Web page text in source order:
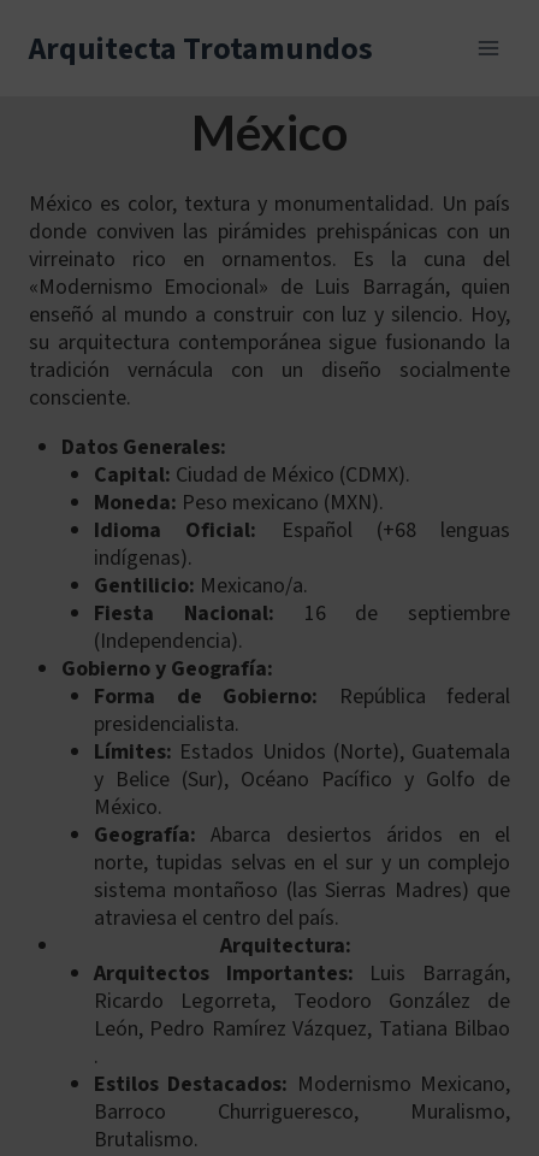
content
Arquitecta Trotamundos
México
México es color, textura y monumentalidad. Un país
donde conviven las pirámides prehispánicas con un
virreinato rico en ornamentos. Es la cuna del
«Modernismo Emocional» de Luis Barragán, quien
enseñó al mundo a construir con luz y silencio. Hoy,
su arquitectura contemporánea sigue fusionando la
tradición vernácula con un diseño socialmente
consciente.
Datos Generales:
Capital: Ciudad de México (CDMX).
Moneda: Peso mexicano (MXN).
Idioma Oficial: Español (+68 lenguas
indígenas).
Gentilicio: Mexicano/a.
Fiesta Nacional: 16 de septiembre
(Independencia).
Gobierno y Geografía:
Forma de Gobierno: República federal
presidencialista.
Límites: Estados Unidos (Norte), Guatemala
y Belice (Sur), Océano Pacífico y Golfo de
México.
Geografía: Abarca desiertos áridos en el
norte, tupidas selvas en el sur y un complejo
sistema montañoso (las Sierras Madres) que
atraviesa el centro del país.
Arquitectura:
Arquitectos Importantes: Luis Barragán,
Ricardo Legorreta, Teodoro González de
León, Pedro Ramírez Vázquez, Tatiana Bilbao
.
Estilos Destacados: Modernismo Mexicano,
Barroco Churrigueresco, Muralismo,
Brutalismo.